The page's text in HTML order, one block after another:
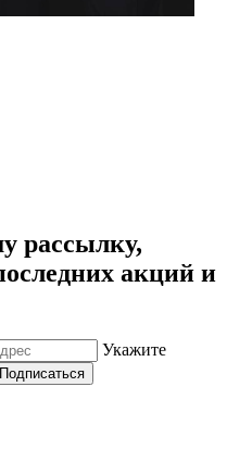
рассылку,
акций и
Укажите
Подписаться